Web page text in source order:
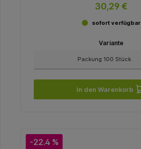
30,29 €
sofort verfügbar
Variante
In den Warenkorb
-22.4 %